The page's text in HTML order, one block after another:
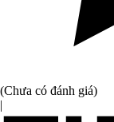
(Chưa có đánh giá)
|